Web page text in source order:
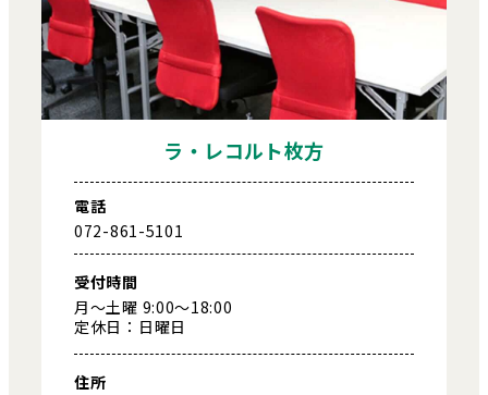
ラ・レコルト枚方
電話
072-861-5101
受付時間
月～土曜 9:00～18:00
定休日：日曜日
住所